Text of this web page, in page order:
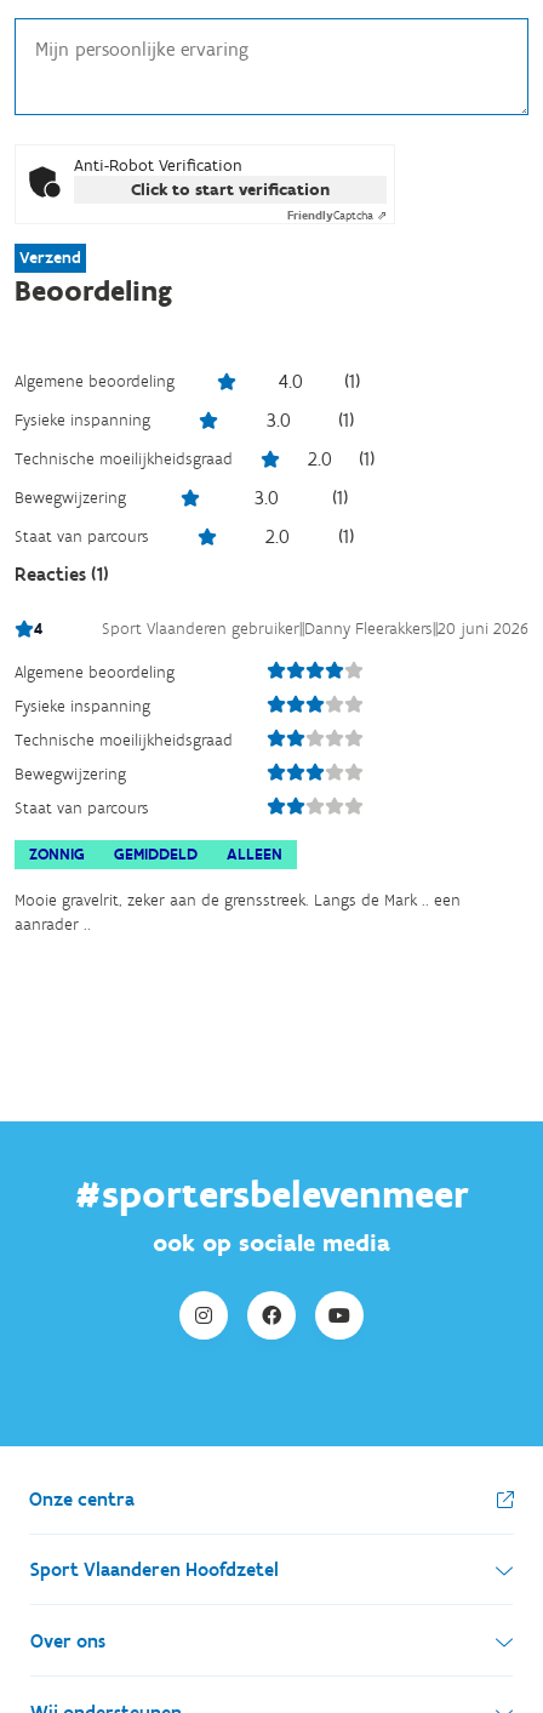
Anti-Robot Verification
Click to start verification
FriendlyCaptcha ⇗
Verzend
Beoordeling
Algemene beoordeling 4.0 (1)
Fysieke inspanning 3.0 (1)
Technische moeilijkheidsgraad 2.0 (1)
Bewegwijzering 3.0 (1)
Staat van parcours 2.0 (1)
Reacties (1)
4 Sport Vlaanderen gebruiker||Danny Fleerakkers||20 juni 2026
Algemene beoordeling
Fysieke inspanning
Technische moeilijkheidsgraad
Bewegwijzering
Staat van parcours
ZONNIG GEMIDDELD ALLEEN
Mooie gravelrit, zeker aan de grensstreek. Langs de Mark .. een
aanrader ..
#sportersbelevenmeer
ook op sociale media
Onze centra
Sport Vlaanderen Hoofdzetel
Simon Bolivarlaan 17
1000 Brussel
Over ons
Wie zijn we, wat doen we